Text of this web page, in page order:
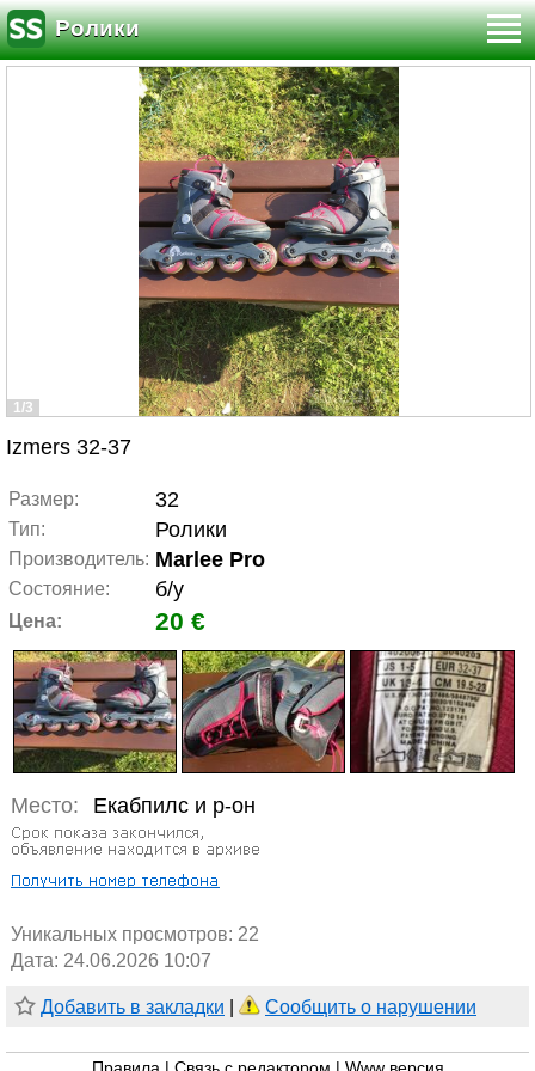
Ролики
1/3
Izmers 32-37
Размер: 32
Тип: Ролики
Производитель: Marlee Pro
Состояние: б/у
Цена: 20 €
Место: Екабпилс и р-он
Уникальных просмотров: 22
Дата: 24.06.2026 10:07
Добавить в закладки Сообщить о нарушении